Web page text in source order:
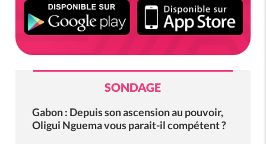
SONDAGE
Gabon : Depuis son ascension au pouvoir,
Oligui Nguema vous parait-il compétent ?